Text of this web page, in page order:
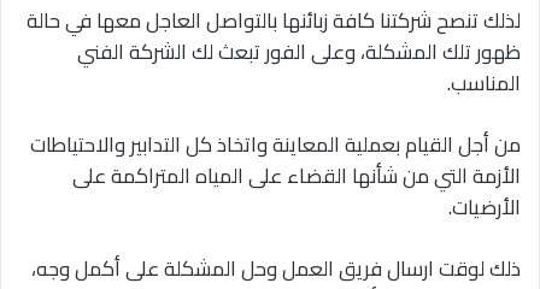
لذلك تنصح شركتنا كافة زبائنها بالتواصل العاجل معها في حالة
ظهور تلك المشكلة، وعلى الفور تبعث لك الشركة الفني
المناسب.
من أجل القيام بعملية المعاينة واتخاذ كل التدابير والاحتياطات
الأزمة التي من شأنها القضاء على المياه المتراكمة على
الأرضيات.
ذلك لوقت ارسال فريق العمل وحل المشكلة على أكمل وجه،